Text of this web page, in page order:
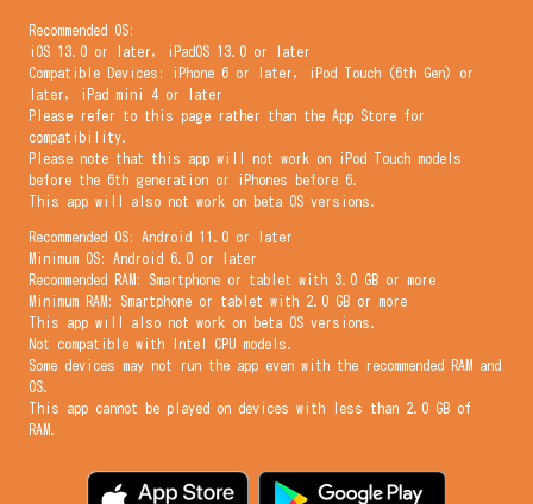
Recommended OS:
iOS 13.0 or later, iPadOS 13.0 or later
Compatible Devices: iPhone 6 or later, iPod Touch (6th Gen) or
later, iPad mini 4 or later
Please refer to this page rather than the App Store for
compatibility.
Please note that this app will not work on iPod Touch models
before the 6th generation or iPhones before 6.
This app will also not work on beta OS versions.
Recommended OS: Android 11.0 or later
Minimum OS: Android 6.0 or later
Recommended RAM: Smartphone or tablet with 3.0 GB or more
Minimum RAM: Smartphone or tablet with 2.0 GB or more
This app will also not work on beta OS versions.
Not compatible with Intel CPU models.
Some devices may not run the app even with the recommended RAM and
OS.
This app cannot be played on devices with less than 2.0 GB of
RAM.